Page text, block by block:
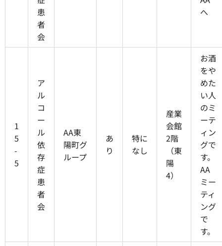
患
者
会
へ
1
5
-
5
ア
ル
コ
ー
ル
依
存
症
患
者
会
AA東
陽町グ
ループ
あ
り
特に
なし
産業
会館
2階
（東
陽
4）
お酒
をや
めた
い人
のミ
ーテ
ィン
グで
す。
AA
ミー
ティ
ング
で
す。